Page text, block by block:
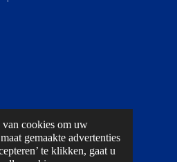
cookies om uw
gemaakte advertenties
te klikken, gaat u